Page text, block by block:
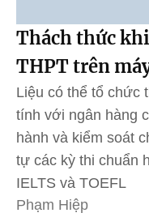
Thách thức
THPT trên
Liệu có thể tổ chức
tính với ngân hàng
hành và kiểm soát
tự các kỳ thi chuẩn
IELTS và TOEFL
Phạm Hiệp